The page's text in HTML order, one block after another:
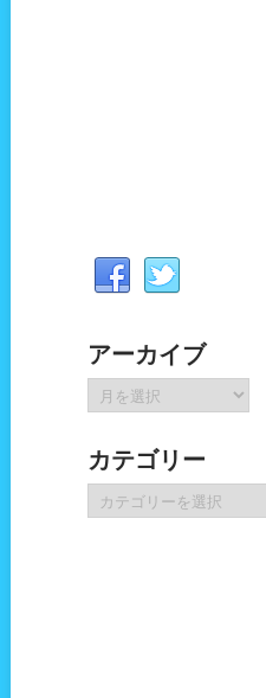
アーカイブ
ー
イ
ブ
カテゴリー
テ